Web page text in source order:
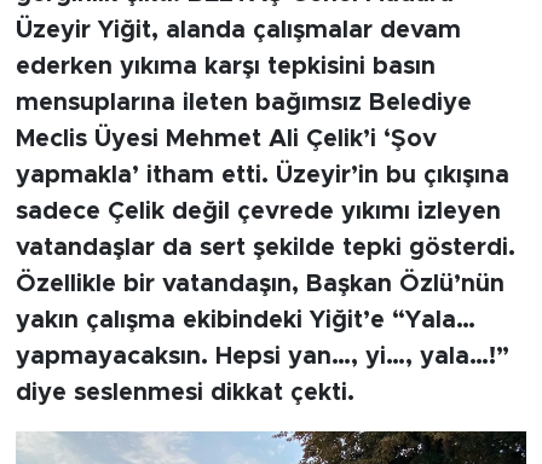
Üzeyir Yiğit, alanda çalışmalar devam
ederken yıkıma karşı tepkisini basın
mensuplarına ileten bağımsız Belediye
Meclis Üyesi Mehmet Ali Çelik’i ‘Şov
yapmakla’ itham etti. Üzeyir’in bu çıkışına
sadece Çelik değil çevrede yıkımı izleyen
vatandaşlar da sert şekilde tepki gösterdi.
Özellikle bir vatandaşın, Başkan Özlü’nün
yakın çalışma ekibindeki Yiğit’e “Yala…
yapmayacaksın. Hepsi yan…, yi…, yala…!”
diye seslenmesi dikkat çekti.